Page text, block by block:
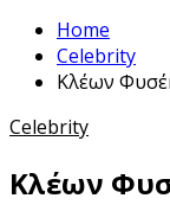
Home
Celebrity
Κλέων
Celebrity
Κλέων